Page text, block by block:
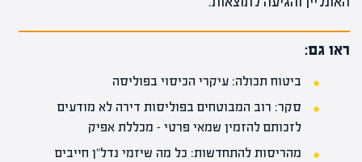
ראו גם:
ביטוח תכולה: עיקרי הכיסוי בפוליסה
סקר: רוב המבוטחים בפוליסות דירה לא מודעים
לזכותם להזמין שמאי פרטי – מכללת אפיק
מהריסות להתחדשות: כל מה שיזמי נדל"ן חייבים